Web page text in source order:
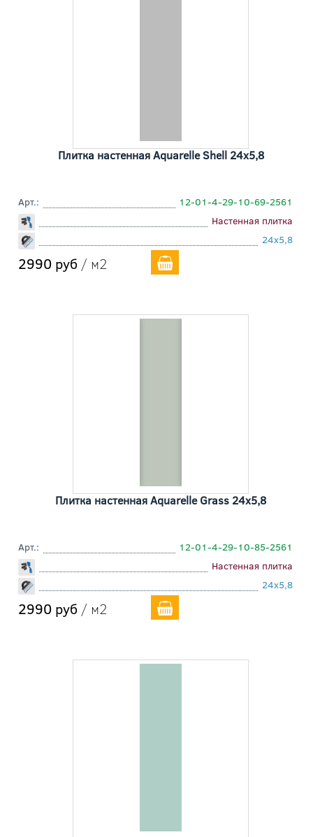
Плитка настенная Aquarelle Shell 24x5,8
Арт.:
12-01-4-29-10-69-2561
Настенная плитка
24x5,8
2990 руб / м2
Плитка настенная Aquarelle Grass 24x5,8
Арт.:
12-01-4-29-10-85-2561
Настенная плитка
24x5,8
2990 руб / м2